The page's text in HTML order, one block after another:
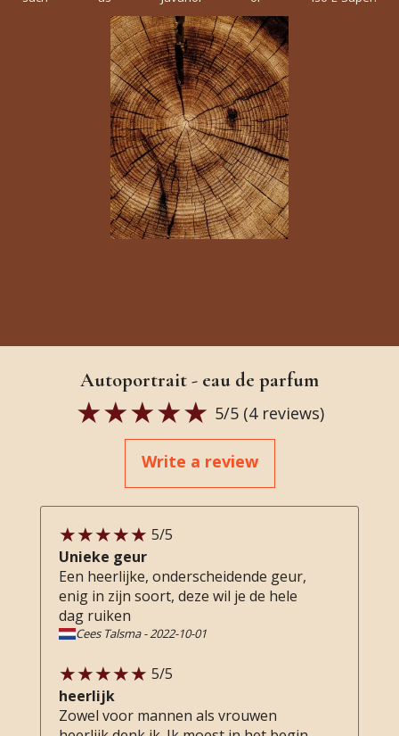
Autoportrait - eau de parfum
5/5 (4reviews)
Write a review
5/5
Unieke geur
Een heerlijke, onderscheidende geur,
enig in zijn soort, deze wil je de hele
dag ruiken
Cees Talsma-2022-10-01
5/5
heerlijk
Zowel voor mannen als vrouwen